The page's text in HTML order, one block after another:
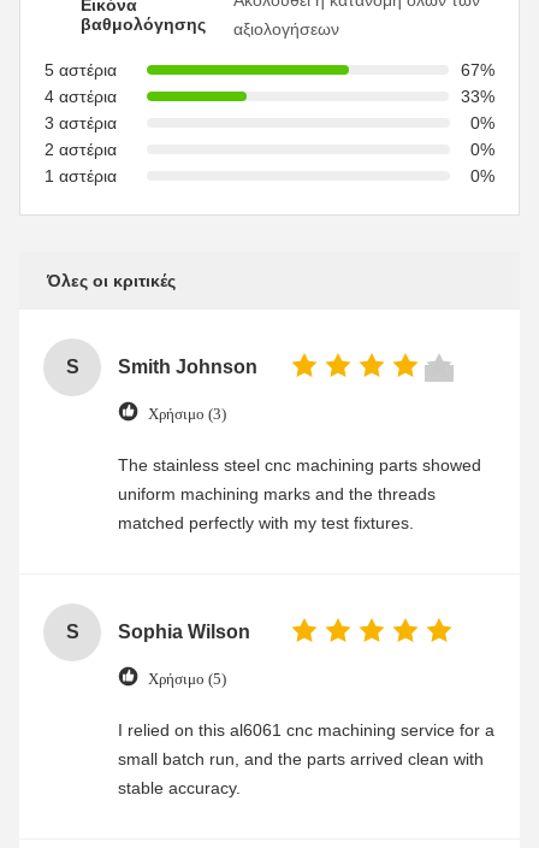
Εικόνα
βαθμολόγησης
αξιολογήσεων
5 αστέρια
67%
4 αστέρια
33%
3 αστέρια
0%
2 αστέρια
0%
1 αστέρια
0%
Όλες οι κριτικές
S Smith Johnson
Χρήσιμο (3)
The stainless steel cnc machining parts showed
uniform machining marks and the threads
matched perfectly with my test fixtures.
S Sophia Wilson
Χρήσιμο (5)
I relied on this al6061 cnc machining service for a
small batch run, and the parts arrived clean with
stable accuracy.